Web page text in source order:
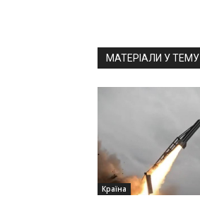
МАТЕРІАЛИ У ТЕМУ
Країна